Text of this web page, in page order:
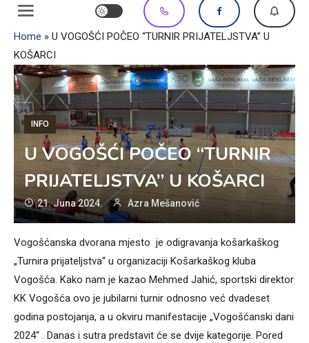
Home » U VOGOŠĆI POČEO “TURNIR PRIJATELJSTVA” U
KOŠARCI
INFO
U VOGOŠĆI POČEO “TURNIR
PRIJATELJSTVA” U KOŠARCI
21. Juna 2024. Azra Mešanović
Vogošćanska dvorana mjesto je odigravanja košarkaškog
„Turnira prijateljstva“ u organizaciji Košarkaškog kluba
Vogošća. Kako nam je kazao Mehmed Jahić, sportski direktor
KK Vogošća ovo je jubilarni turnir odnosno već dvadeset
godina postojanja, a u okviru manifestacije „Vogošćanski dani
2024“ . Danas i sutra predstavit će se dvije kategorije. Pored